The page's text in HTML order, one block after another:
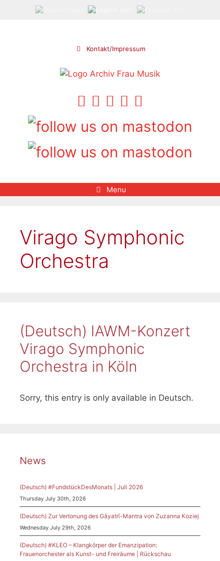
Kontakt/Impressum
Menu
Virago Symphonic
Orchestra
(Deutsch) IAWM-Konzert
Virago Symphonic
Orchestra in Köln
Sorry, this entry is only available in Deutsch.
News
(Deutsch) #FundstückDesMonats | Juli 2026
Thursday July 30th, 2026
(Deutsch) Zur Vertonung des Gāyatrī-Mantra von Zuzanna Koziej
Wednesday July 29th, 2026
(Deutsch) #KLEO – Klangkörper der Emanzipation:
Frauenorchester als Kunst- und Freiräume | Rückschau